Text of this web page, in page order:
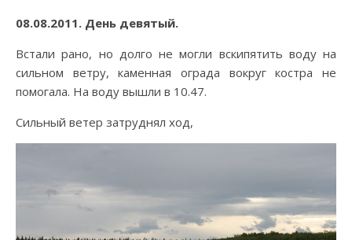
08.08.2011. День девятый.
Встали рано, но долго не могли вскипятить воду на
сильном ветру, каменная ограда вокруг костра не
помогала. На воду вышли в 10.47.
Сильный ветер затруднял ход,